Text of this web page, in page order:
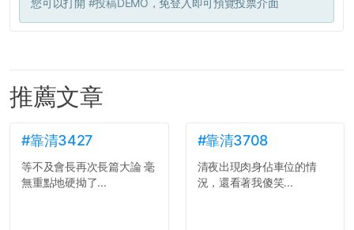
您可以打開 #投稿DEMO ，免登入即可預覽投票介面
推薦文章
#靠清3427
等不及會長再次長篇大論 毫
無重點地硬拗了...
#靠清3708
清夜出現肉身佔車位的情
況，還看著我傻笑...